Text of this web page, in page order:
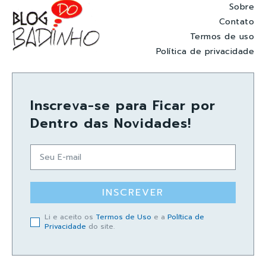
Sobre
Contato
Termos de uso
Política de privacidade
Inscreva-se para Ficar por
Dentro das Novidades!
INSCREVER
Li e aceito os Termos de Uso e a Política de
Privacidade do site.